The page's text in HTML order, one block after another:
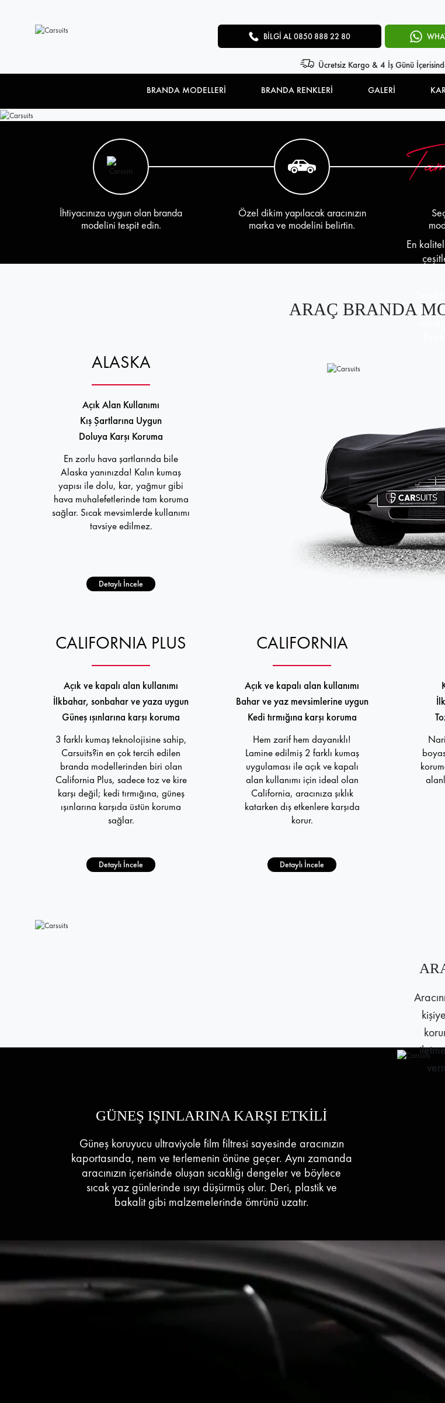
BİLGİ AL 0850 888 22 80
Ücretsiz Kargo & 4 İş Günü
BRANDA MODELLERİ BRANDA RENKLERİ GALERİ
En
araç
İhtiyacınıza uygun olan branda
modelini tespit edin.
Özel dikim yapılacak aracınızın
marka ve modelini belirtin.
ALASKA
Açık Alan Kullanımı
Kış Şartlarına Uygun
Doluya Karşı Koruma
En zorlu hava şartlarında bile
Alaska yanınızda! Kalın kumaş
yapısı ile dolu, kar, yağmur gibi
hava muhalefetlerinde tam koruma
sağlar. Sıcak mevsimlerde kullanımı
tavsiye edilmez.
Detaylı İncele
ARAÇ BRANDA
CALIFORNIA PLUS
Açık ve kapalı alan kullanımı
İlkbahar, sonbahar ve yaza uygun
Güneş ışınlarına karşı koruma
3 farklı kumaş teknolojisine sahip,
Carsuits?in en çok tercih edilen
branda modellerinden biri olan
California Plus, sadece toz ve kire
karşı değil; kedi tırmığına, güneş
ışınlarına karşıda üstün koruma
sağlar.
Detaylı İncele
CALIFORNIA
Açık ve kapalı alan kullanımı
Bahar ve yaz mevsimlerine uygun
Kedi tırmığına karşı koruma
Hem zarif hem dayanıklı!
Lamine edilmiş 2 farklı kumaş
uygulaması ile açık ve kapalı
alan kullanımı için ideal olan
California, aracınıza şıklık
katarken dış etkenlere karşıda
korur.
Detaylı İncele
GÜNEŞ IŞINLARINA KARŞI ETKİLİ
Güneş koruyucu ultraviyole film filtresi sayesinde aracınızın
kaportasında, nem ve terlemenin önüne geçer. Aynı zamanda
aracınızın içerisinde oluşan sıcaklığı dengeler ve böylece
sıcak yaz günlerinde ısıyı düşürmüş olur. Deri, plastik ve
bakalit gibi malzemelerinde ömrünü uzatır.